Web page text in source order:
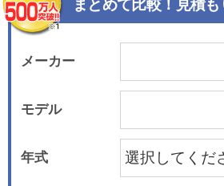
まとめて比較！見積
メーカー
モデル
年式